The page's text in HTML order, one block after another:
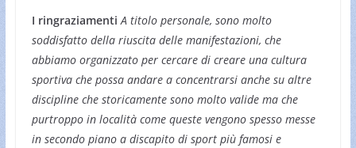
I ringraziamenti A titolo personale, sono molto
soddisfatto della riuscita delle manifestazioni, che
abbiamo organizzato per cercare di creare una cultura
sportiva che possa andare a concentrarsi anche su altre
discipline che storicamente sono molto valide ma che
purtroppo in località come queste vengono spesso messe
in secondo piano a discapito di sport più famosi e